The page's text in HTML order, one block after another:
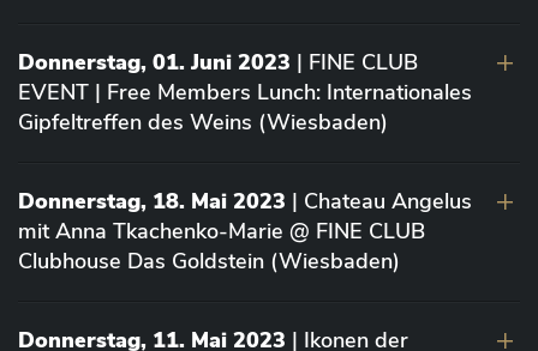
Donnerstag, 01. Juni 2023 | FINE CLUB
EVENT | Free Members Lunch: Internationales
Gipfeltreffen des Weins (Wiesbaden)
Donnerstag, 18. Mai 2023 | Chateau Angelus
mit Anna Tkachenko-Marie @ FINE CLUB
Clubhouse Das Goldstein (Wiesbaden)
Donnerstag, 11. Mai 2023 | Ikonen der